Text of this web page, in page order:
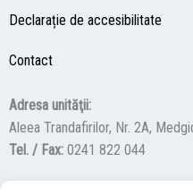
Declarație de accesibilitate
Contact
Adresa unităţii:
Aleea Trandafirilor, Nr. 2A,
Tel. / Fax: 0241 822 044